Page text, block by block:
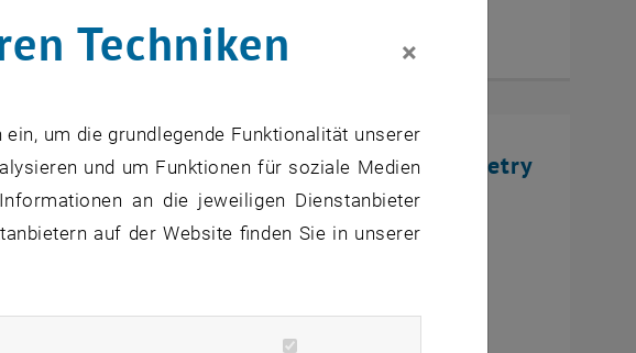
Bayesian approach and polyhedral geometry
bilevel programming
Techniken ×
um die grundlegende Funktionalität unserer
und um Funktionen für soziale Medien
an die jeweiligen Dienstanbieter
auf der Website finden Sie in unserer